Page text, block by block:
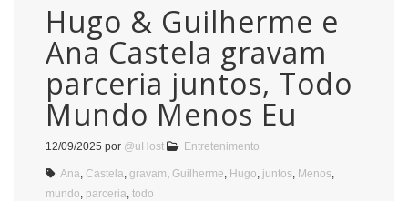
Hugo & Guilherme e
Ana Castela gravam
parceria juntos, Todo
Mundo Menos Eu
12/09/2025 por @uHost Entretenimento
Ana Castela gravam Guilherme Hugo juntos Menos
mundo parceria todo